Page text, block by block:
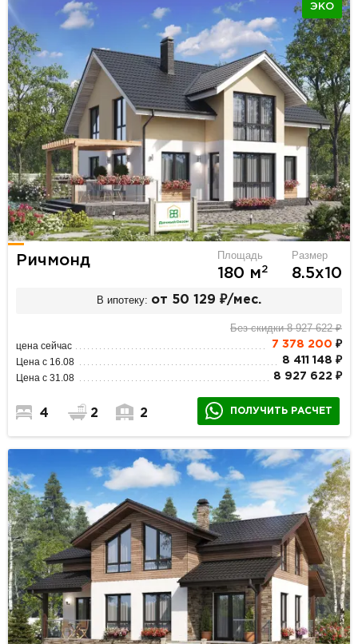
ЭКО
Ричмонд Площадь
180 м2
Размер
8.5х10
В ипотеку: от 50 129 ₽/мес.
Без скидки 8 927 622 ₽
цена сейчас 7 378 200 ₽
Цена с 16.08 8 411 148 ₽
Цена с 31.08 8 927 622 ₽
4 2 2 ПОЛУЧИТЬ РАСЧЕТ